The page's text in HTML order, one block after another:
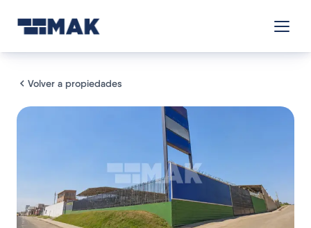
Volver a propiedades